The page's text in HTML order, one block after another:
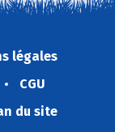
légales
CGU
du site